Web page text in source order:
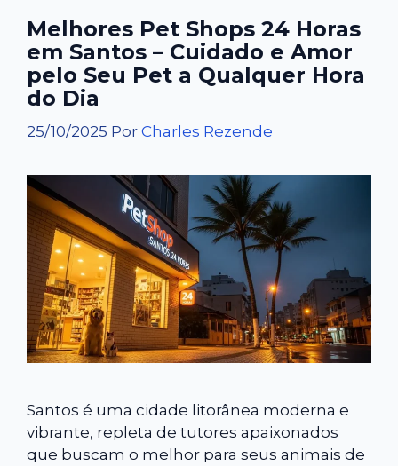
Melhores Pet Shops 24 Horas
em Santos – Cuidado e Amor
pelo Seu Pet a Qualquer Hora
do Dia
25/10/2025 Por Charles Rezende
Santos é uma cidade litorânea moderna e
vibrante, repleta de tutores apaixonados
que buscam o melhor para seus animais de